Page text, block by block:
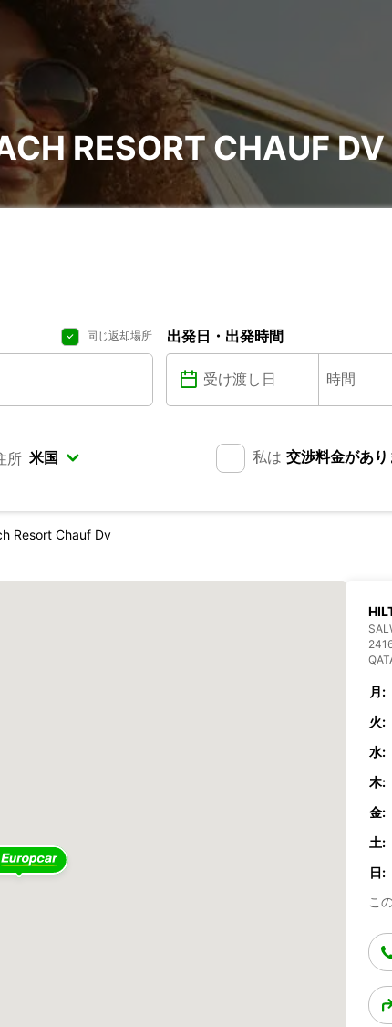
RESORT CHAUF DV
同じ返却場所 出発日・出発時間
所 私は 交渉料金があり
Resort Chauf Dv
月:
火:
水:
木:
金:
土:
日:
こ